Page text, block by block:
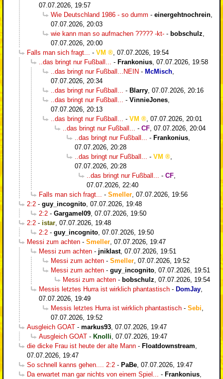
07.07.2026, 19:57
Wie Deutschland 1986 - so dumm - einergehtnochrein
07.07.2026, 20:03
wie kann man so aufmachen ????? -kt- - bobschulz
07.07.2026, 20:00
Falls man sich fragt...
- VM
07.07.2026, 19:54
..das bringt nur Fußball...
- Frankonius 07.07.2026, 19:58
..das bringt nur Fußball...NEIN - McMisch
07.07.2026, 20:34
..das bringt nur Fußball...
- Blarry 07.07.2026, 20:16
..das bringt nur Fußball...
- VinnieJones
07.07.2026, 20:13
..das bringt nur Fußball...
- VM
07.07.2026, 20:01
..das bringt nur Fußball...
- CF 07.07.2026, 20:04
..das bringt nur Fußball...
- Frankonius
07.07.2026, 20:28
..das bringt nur Fußball...
- VM
07.07.2026, 20:28
..das bringt nur Fußball...
- CF
07.07.2026, 22:40
Falls man sich fragt...
- Smeller 07.07.2026, 19:56
2:2 - guy_incognito 07.07.2026, 19:48
2:2 - Gargamel09 07.07.2026, 19:50
2:2 - istar 07.07.2026, 19:48
2:2 - guy_incognito 07.07.2026, 19:50
Messi zum achten - Smeller 07.07.2026, 19:47
Messi zum achten - jniklast, 07.07.2026, 19:51
Messi zum achten - Smeller 07.07.2026, 19:52
Messi zum achten - guy_incognito 07.07.2026, 19:51
Messi zum achten - bobschulz 07.07.2026, 19:54
Messis letztes Hurra ist wirklich phantastisch - DomJay
07.07.2026, 19:49
Messis letztes Hurra ist wirklich phantastisch - Sebi
07.07.2026, 19:52
Ausgleich GOAT - markus93 07.07.2026, 19:47
Ausgleich GOAT - Knolli 07.07.2026, 19:47
die dicke Frau ist heute der alte Mann - Floatdownstream
07.07.2026, 19:47
So schnell kanns gehen.... 2:2 - PaBe 07.07.2026, 19:47
Da erwartet man gar nichts von einem Spiel...
- Frankonius